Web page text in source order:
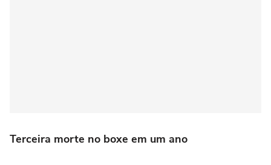
Terceira morte no boxe em um ano